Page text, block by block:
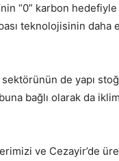
“0” karbon
teknolojisinin
de yapı
bağlı olarak da
ve Cezayir’de